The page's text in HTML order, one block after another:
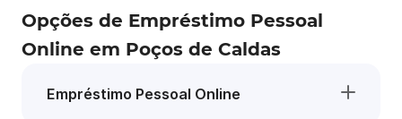
Opções de Empréstimo Pessoal
Online em Poços de Caldas
Empréstimo Pessoal Online